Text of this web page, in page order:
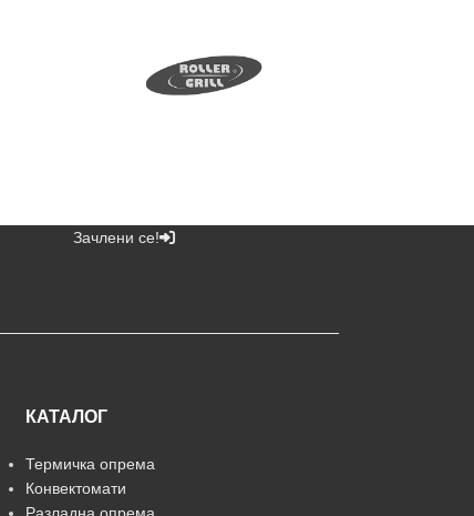
Зачлени се!
КАТАЛОГ
Термичка опрема
Конвектомати
Разладна опрема